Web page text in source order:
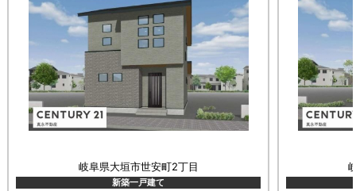
岐阜県大垣市世安町2丁目
新築一戸建て